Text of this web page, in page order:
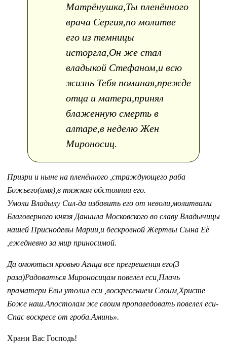
Матрёнушка,Ты пленённого
врача Сергия,по молитве
его из темницы
исторгла,Он же стал
владыкой Стефаном,и всю
жизнь Тебя поминая,прежде
отца и матери,принял
блаженную смерть в
алтаре,в неделю Жен
Мироносиц.
Призри и ныне на пленённого ,страждующего раба
Божьего(имя),в тяжком обстоянии его.
Умоли Владылу Сил-да избавить его от неволи,молитвами
Благоверного князя Даниила Московского во славу Владычицы
нашей Приснодевы Марии,и бескровной Жертвы Сына Её
,ежедневно за мир приносимой.
Да омоються кровью Агнца все прегрешения его(3
раза)Радоваться Мироносицам повелел еси,Плачь
праматери Евы утолил еси ,воскресением Своим,Христе
Боже наш.Апостолам же своим пропаведовать повелел еси-
Спас воскресе от гроба.Аминь».
Храни Вас Господь!